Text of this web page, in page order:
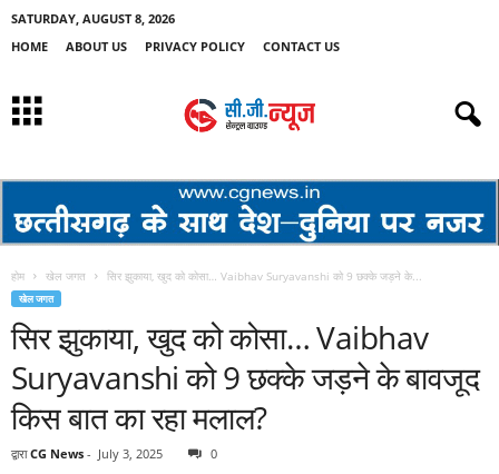
SATURDAY, AUGUST 8, 2026
HOME
ABOUT US PRIVACY POLICY CONTACT US
होम खेल जगत सिर झुकाया, खुद को कोसा… Vaibhav Suryavanshi को 9 छक्के जड़ने के...
खेल जगत
सिर झुकाया, खुद को कोसा… Vaibhav
Suryavanshi को 9 छक्के जड़ने के बावजूद
किस बात का रहा मलाल?
द्वारा CG News - July 3, 2025 0